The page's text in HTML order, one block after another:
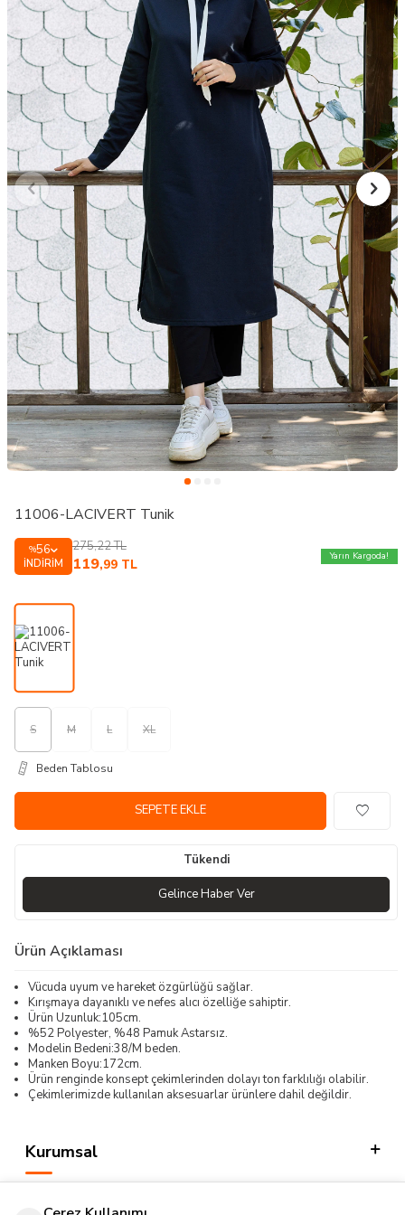
11006-LACIVERT Tunik
%56
İNDIRIM
275,22TL
119,99 TL
Yarın Kargoda!
S M L XL
Beden Tablosu
SEPETE EKLE
Tükendi
Gelince Haber Ver
Ürün Açıklaması
Vücuda uyum ve hareket özgürlüğü sağlar.
Kırışmaya dayanıklı ve nefes alıcı özelliğe sahiptir.
Ürün Uzunluk:105cm.
%52 Polyester, %48 Pamuk Astarsız.
Modelin Bedeni:38/M beden.
Manken Boyu:172cm.
Ürün renginde konsept çekimlerinden dolayı ton farklılığı olabilir.
Çekimlerimizde kullanılan aksesuarlar ürünlere dahil değildir.
Kurumsal